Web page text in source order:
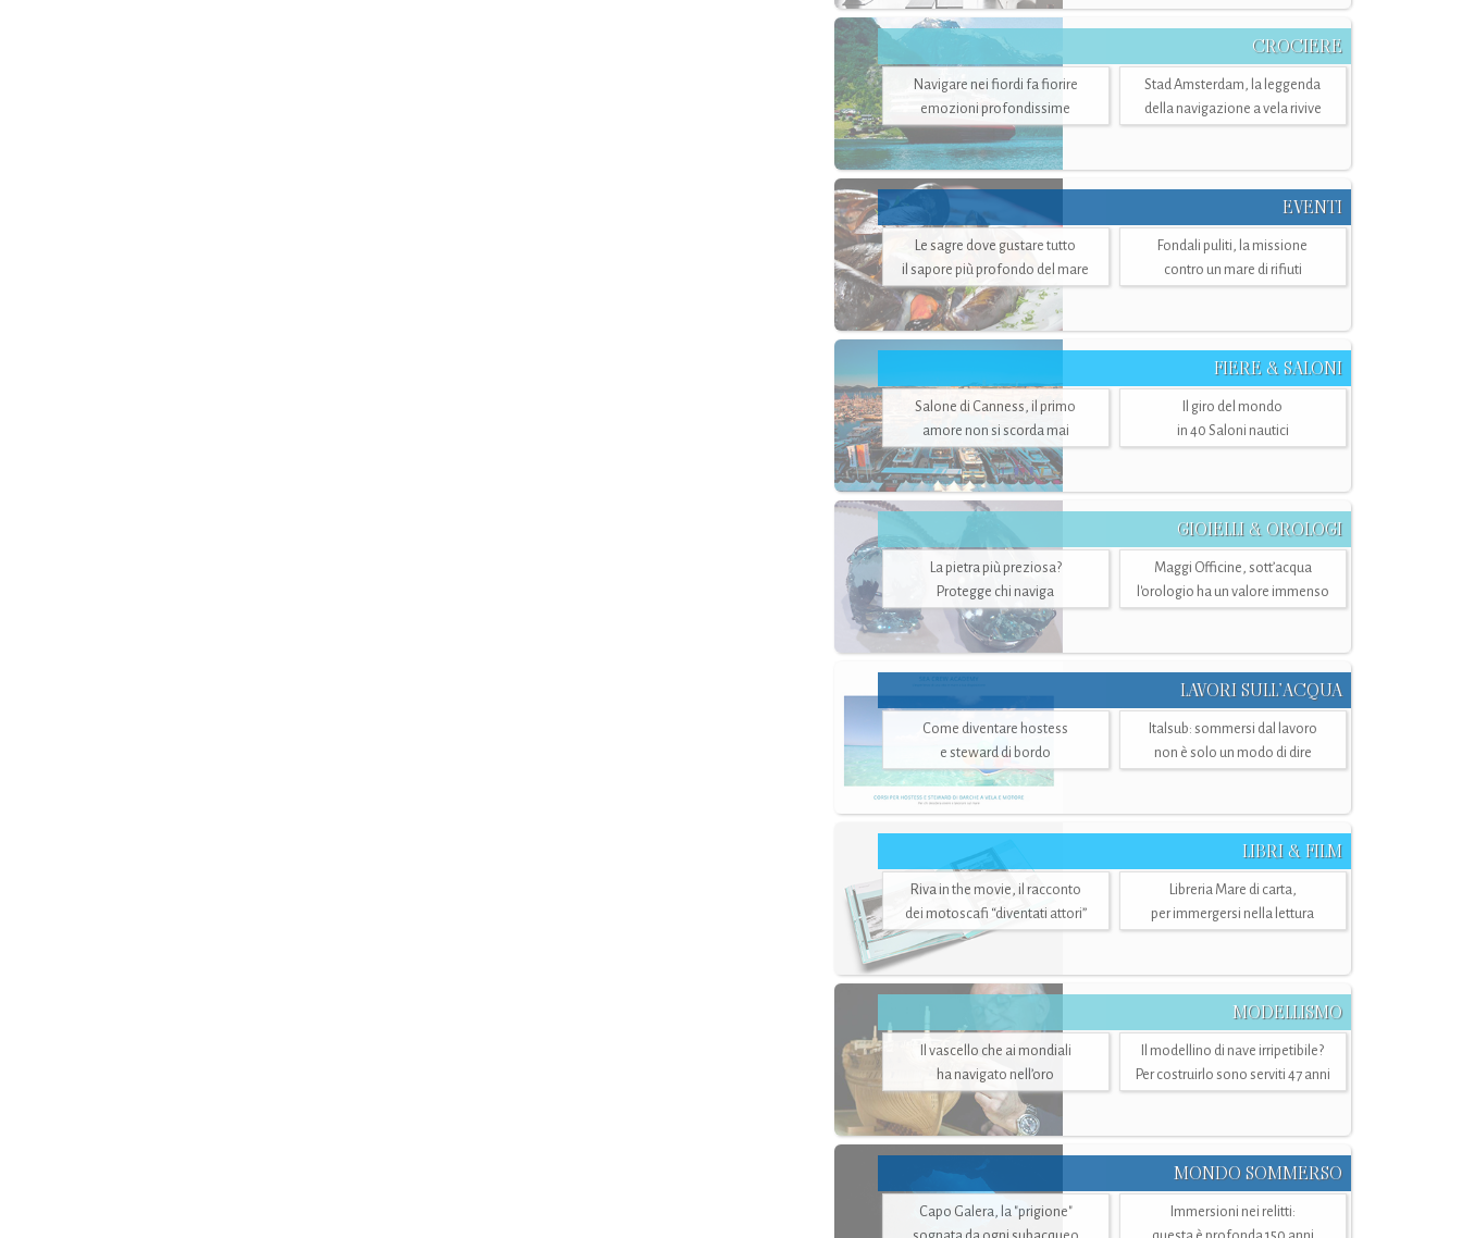
CROCIERE
Navigare nei fiordi fa fiorire
emozioni profondissime
Stad Amsterdam, la leggenda
della navigazione a vela rivive
EVENTI
Le sagre dove gustare tutto
il sapore più profondo del mare
Fondali puliti, la missione
contro un mare di rifiuti
FIERE & SALONI
Salone di Canness, il primo
amore non si scorda mai
Il giro del mondo
in 40 Saloni nautici
GIOIELLI & OROLOGI
La pietra più preziosa?
Protegge chi naviga
Maggi Officine, sott’acqua
l'orologio ha un valore immenso
LAVORI SULL’ACQUA
Come diventare hostess
e steward di bordo
Italsub: sommersi dal lavoro
non è solo un modo di dire
LIBRI & FILM
Riva in the movie, il racconto
dei motoscafi “diventati attori”
Libreria Mare di carta,
per immergersi nella lettura
MODELLISMO
Il vascello che ai mondiali
ha navigato nell’oro
Il modellino di nave irripetibile?
Per costruirlo sono serviti 47 anni
MONDO SOMMERSO
Capo Galera, la "prigione"
Immersioni nei relitti: